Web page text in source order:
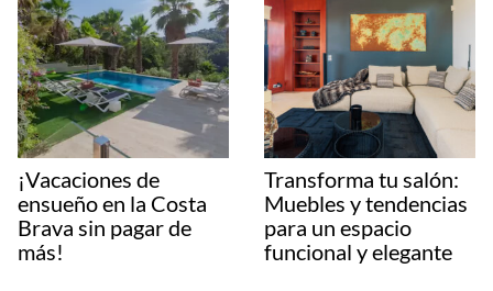
¡Vacaciones de
ensueño en la Costa
Brava sin pagar de
más!
Transforma tu salón:
Muebles y tendencias
para un espacio
funcional y elegante